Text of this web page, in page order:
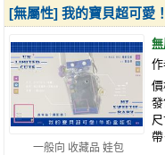
一般向 收藏品 娃包
[無屬性] 我的寶貝超可愛